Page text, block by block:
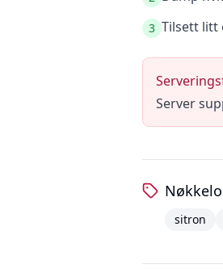
3 Tilsett litt
Server
sitron